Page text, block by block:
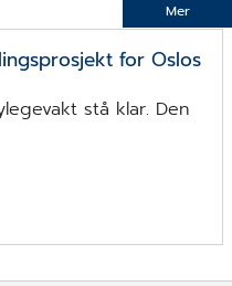
Mer
for Oslos
stå klar. Den